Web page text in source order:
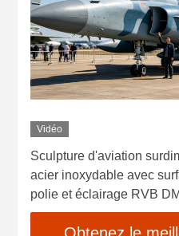
Vidéo
Sculpture d'aviation
acier inoxydable avec
polie et éclairage RVB
Obtenez le